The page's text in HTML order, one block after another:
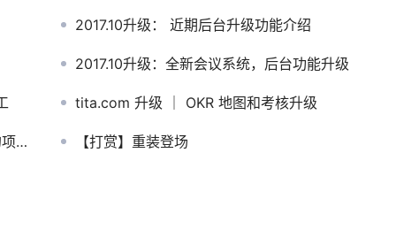
2017.10升级： 近期后台升级功能介绍
2017.10升级：全新会议系统，后台功能升级
tita.com 升级 ｜ OKR 地图和考核升级
控 【打赏】重装登场